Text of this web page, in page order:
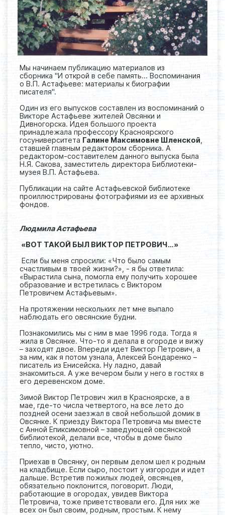
Мы начинаем публикацию материалов из
сборника "И открой в себе память… Воспоминания
о В.П. Астафьеве: материалы к биографии
писателя".
Один из его выпусков составлен из воспоминаний о
Викторе Астафьеве жителей Овсянки и
Дивногорска. Идея большого проекта
принадлежала профессору Красноярского
госуниверситета Галине Максимовне Шленской
ставшей главным редактором сборника. А
редактором-составителем данного выпуска была
Н.Я. Сакова, заместитель директора Библиотеки-
музея В.П. Астафьева.
Публикации на сайте Астафьевской библиотеке
проиллюстрированы фотографиями из ее архивных
фондов.
Людмила Астафьева
«ВОТ ТАКОЙ БЫЛ ВИКТОР ПЕТРОВИЧ…»
Если бы меня спросили: «Что было самым
счастливым в твоей жизни?», - я бы ответила:
«Вырастила сына, помогла ему получить хорошее
образование и встретилась с Виктором
Петровичем Астафьевым».
На протяжении нескольких лет мне выпало
наблюдать его овсянские будни.
Познакомились мы с ним в мае 1996 года. Тогда я
жила в Овсянке. Что-то я делала в огороде и вижу
– заходят двое. Впереди идет Виктор Петрович, а
за ним, как я потом узнала, Алексей Бондаренко –
писатель из Енисейска. Ну ладно, давай
знакомиться. А уже вечером были у него в гостях в
его деревенском доме.
Зимой Виктор Петрович жил в Красноярске, а в
мае, где-то числа четвертого, на все лето до
поздней осени заезжал в свой небольшой домик в
Овсянке. К приезду Виктора Петровича мы вместе
с Анной Епиксимовной – заведующей овсянской
библиотекой, делали все, чтобы в доме было
тепло, чисто, уютно.
Приехав в Овсянку, он первым делом шел к родным
на кладбище. Если сыро, постоит у изгороди и идет
дальше. Встретив пожилых людей, овсянцев,
обязательно поклонится, поговорит. Люди,
работающие в огородах, увидев Виктора
Петровича, тоже приветствовали его. Для них же
всех он был своим, родным, простым. К нему